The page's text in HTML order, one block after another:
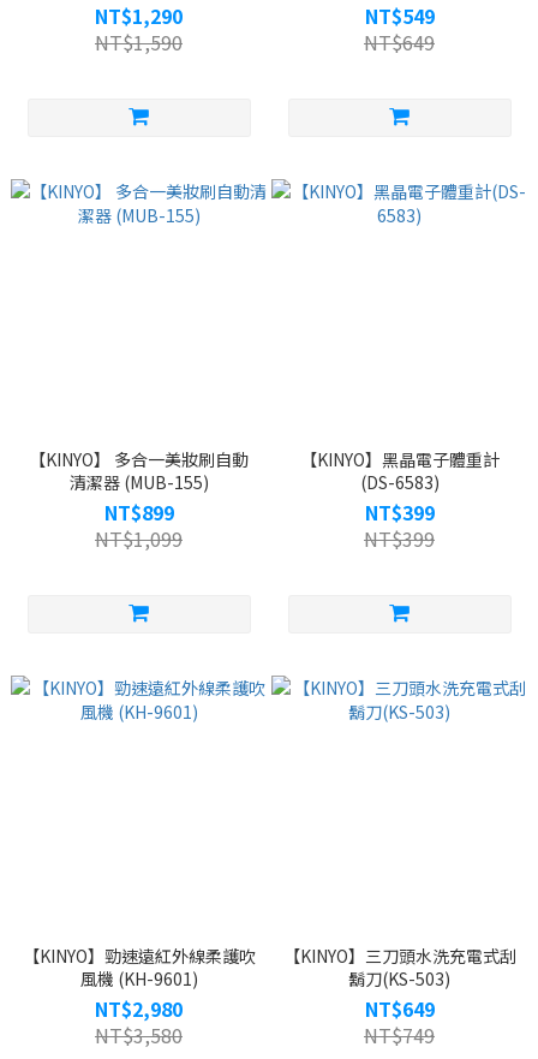
NT$1,290
NT$1,590
NT$549
NT$649
【KINYO】 多合一美妝刷自動
清潔器 (MUB-155)
NT$899
NT$1,099
【KINYO】黑晶電子體重計
(DS-6583)
NT$399
NT$399
【KINYO】勁速遠紅外線柔護吹
風機 (KH-9601)
NT$2,980
NT$3,580
【KINYO】三刀頭水洗充電式刮
鬍刀(KS-503)
NT$649
NT$749